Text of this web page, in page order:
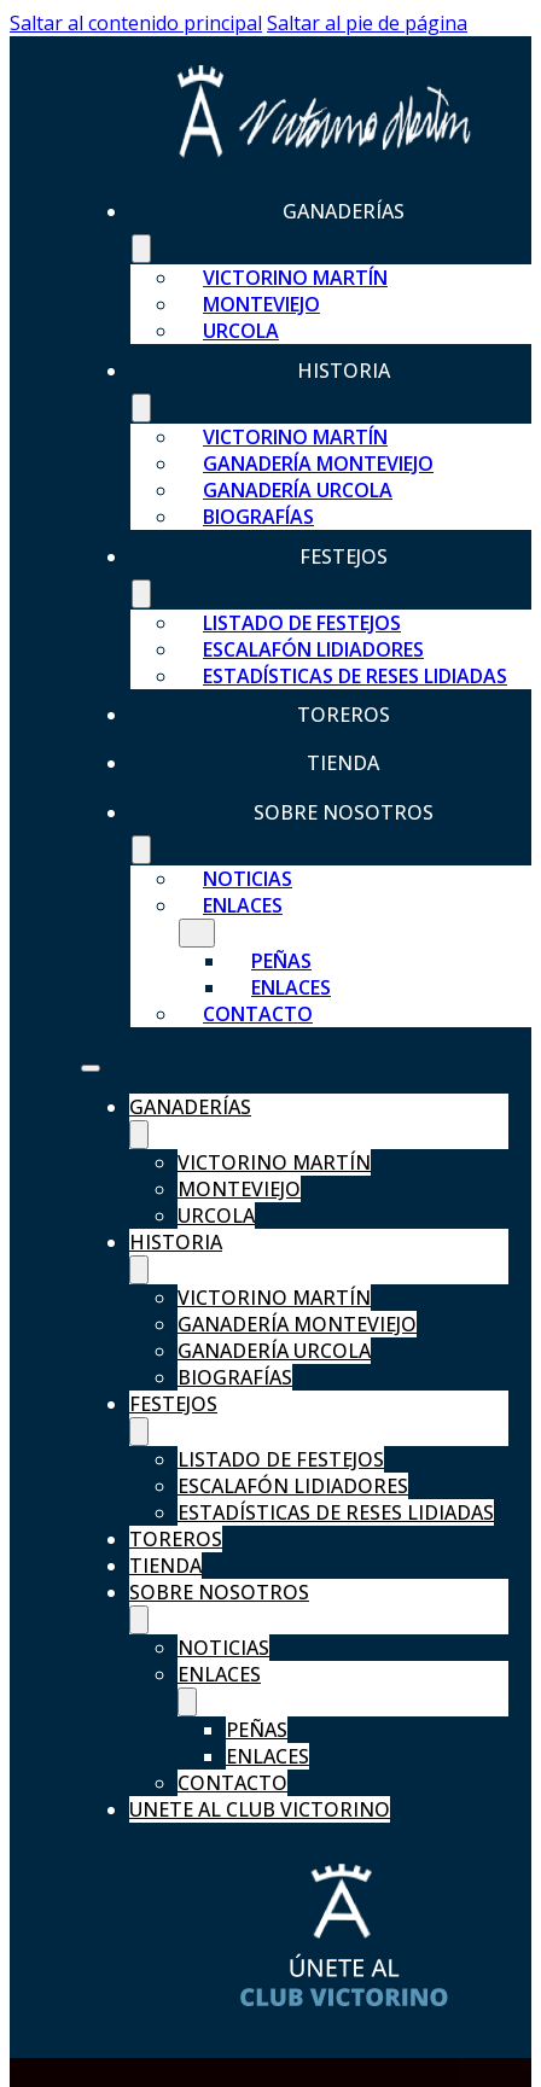
Saltar al contenido principal Saltar al pie de página
GANADERÍAS
VICTORINO MARTÍN
MONTEVIEJO
URCOLA
HISTORIA
VICTORINO MARTÍN
GANADERÍA MONTEVIEJO
GANADERÍA URCOLA
BIOGRAFÍAS
FESTEJOS
LISTADO DE FESTEJOS
ESCALAFÓN LIDIADORES
ESTADÍSTICAS DE RESES LIDIADAS
TOREROS
TIENDA
SOBRE NOSOTROS
NOTICIAS
ENLACES
PEÑAS
ENLACES
CONTACTO
GANADERÍAS
VICTORINO MARTÍN
MONTEVIEJO
URCOLA
HISTORIA
VICTORINO MARTÍN
GANADERÍA MONTEVIEJO
GANADERÍA URCOLA
BIOGRAFÍAS
FESTEJOS
LISTADO DE FESTEJOS
ESCALAFÓN LIDIADORES
ESTADÍSTICAS DE RESES LIDIADAS
TOREROS
TIENDA
SOBRE NOSOTROS
NOTICIAS
ENLACES
PEÑAS
ENLACES
CONTACTO
UNETE AL CLUB VICTORINO